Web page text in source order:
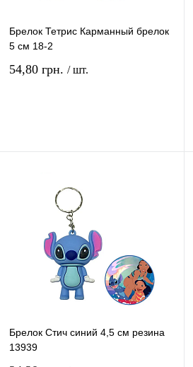
Брелок Тетрис Карманный брелок
5 см 18-2
54,80 грн. / шт.
В избранное
Брелок Стич синий 4,5 см резина
13939